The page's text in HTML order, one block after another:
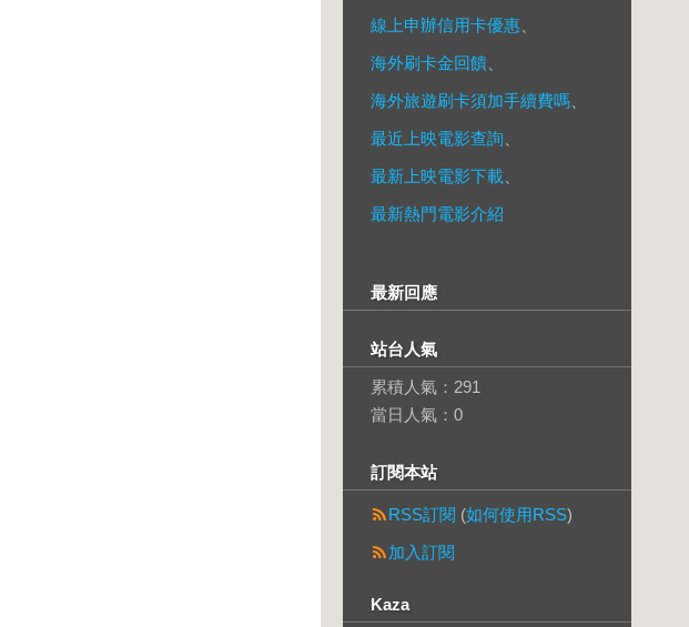
線上申辦信用卡優惠
海外刷卡金回饋
海外旅遊刷卡須加手續費嗎
最近上映電影查詢
最新上映電影下載
最新熱門電影介紹
最新回應
站台人氣
累積人氣： 291
當日人氣： 0
訂閱本站
RSS訂閱 (如何使用RSS)
加入訂閱
Kaza